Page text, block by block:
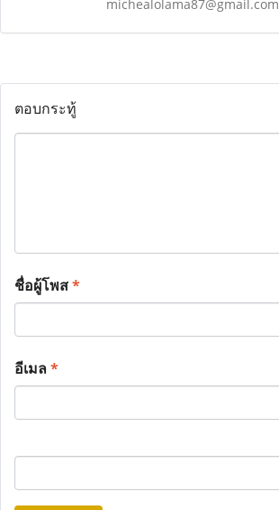
michealolama87@gmail.com
ตอบกระทู้
ชื่อผู้โพส*
อีเมล*